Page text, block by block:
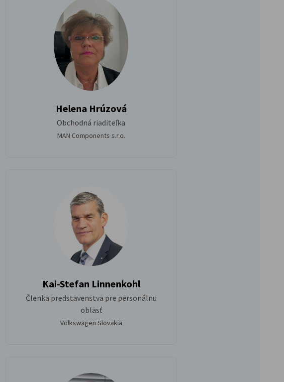
Helena Hrúzová
Obchodná riaditeľka
MAN Components s.r.o.
Kai-Stefan Linnenkohl
Členka predstavenstva pre personálnu
oblasť
Volkswagen Slovakia